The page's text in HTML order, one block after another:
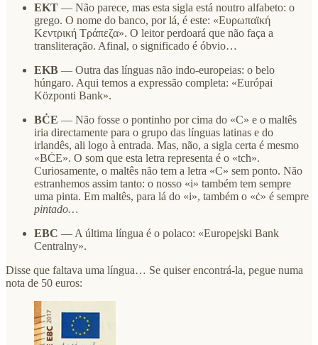
ΕΚΤ — Não parece, mas esta sigla está noutro alfabeto: o
grego. O nome do banco, por lá, é este: «Ευρωπαϊκή
Κεντρική Τράπεζα». O leitor perdoará que não faça a
transliteração. Afinal, o significado é óbvio…
EKB — Outra das línguas não indo-europeias: o belo
húngaro. Aqui temos a expressão completa: «Európai
Központi Bank».
BĊE — Não fosse o pontinho por cima do «C» e o maltês
iria directamente para o grupo das línguas latinas e do
irlandês, ali logo à entrada. Mas, não, a sigla certa é mesmo
«BĊE». O som que esta letra representa é o «tch».
Curiosamente, o maltês não tem a letra «C» sem ponto. Não
estranhemos assim tanto: o nosso «i» também tem sempre
uma pinta. Em maltês, para lá do «i», também o «ċ» é sempre
pintado…
EBC — A última língua é o polaco: «Europejski Bank
Centralny».
Disse que faltava uma língua… Se quiser encontrá-la, pegue numa
nota de 50 euros: